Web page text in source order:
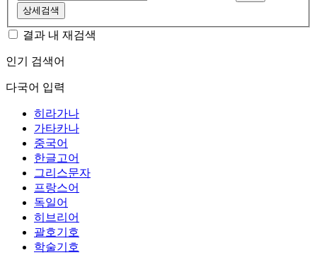
상세검색
결과 내 재검색
인기 검색어
다국어 입력
히라가나
가타카나
중국어
한글고어
그리스문자
프랑스어
독일어
히브리어
괄호기호
학술기호